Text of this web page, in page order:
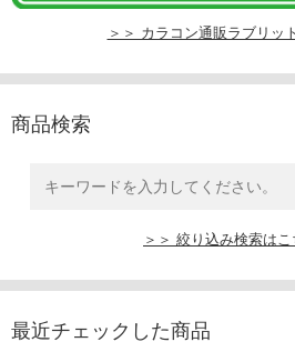
＞＞ カラコン通販ラブリッ
商品検索
＞＞ 絞り込み検索はこ
最近チェックした商品